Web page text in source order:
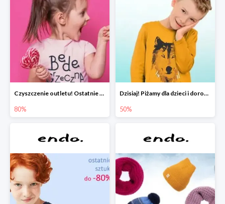
Czyszczenie outletu! Ostatnie sztuki do -80%
80%
Dzisiaj! Piżamy dla dzieci i dorosłych -50%
50%